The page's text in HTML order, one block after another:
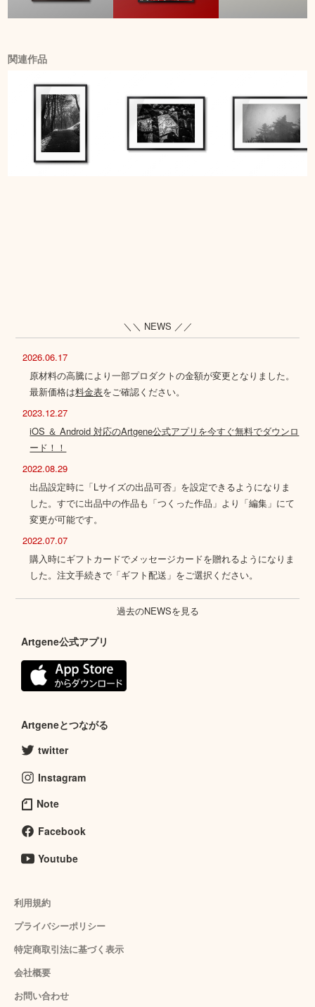
関連作品
＼＼ NEWS ／／
2026.06.17
原材料の高騰により一部プロダクトの金額が変更となりました。
最新価格は料金表をご確認ください。
2023.12.27
iOS ＆ Android 対応のArtgene公式アプリを今すぐ無料でダウンロ
ード！！
2022.08.29
出品設定時に「Lサイズの出品可否」を設定できるようになりま
した。すでに出品中の作品も「つくった作品」より「編集」にて
変更が可能です。
2022.07.07
購入時にギフトカードでメッセージカードを贈れるようになりま
した。注文手続きで「ギフト配送」をご選択ください。
過去のNEWSを見る
Artgene公式アプリ
Artgeneとつながる
twitter
Instagram
Note
Facebook
Youtube
利用規約
プライバシーポリシー
特定商取引法に基づく表示
会社概要
お問い合わせ